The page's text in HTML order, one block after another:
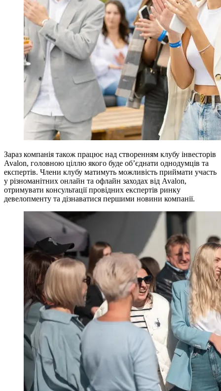
Зараз компанія також працює над створенням клубу інвесторів
Avalon, головною ціллю якого буде об’єднати однодумців та
експертів. Члени клубу матимуть можливість приймати участь
у різноманітних онлайн та офлайн заходах від Avalon,
отримувати консультації провідних експертів ринку
девелопменту та дізнаватися першими новини компанії.